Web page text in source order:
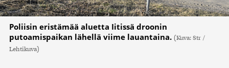
Poliisin eristämää aluetta Iitissä droonin
putoamispaikan lähellä viime lauantaina. (Kuva: Str /
Lehtikuva)